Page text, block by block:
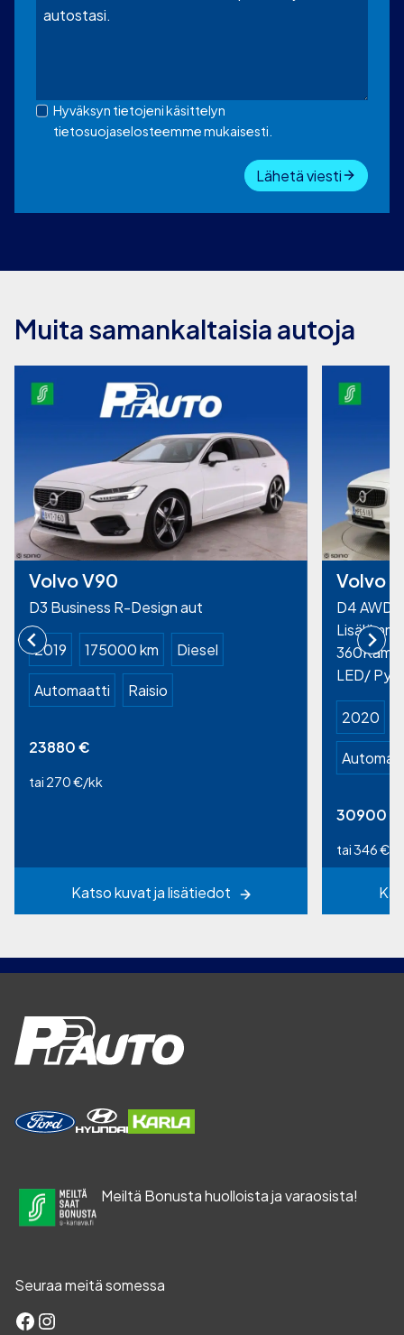
Hyväksyn tietojeni käsittelyn
tietosuojaselosteemme mukaisesti.
Lähetä viesti
Muita samankaltaisia autoja
Volvo V90
D3 Business R-Design aut
2019 175000 km Diesel
Automaatti Raisio
23880€
tai 270 €/kk
Katso kuvat ja lisätiedot
Volvo
D4 AWD
LED/
2020
30900
tai 346 €/
Meiltä Bonusta huolloista ja varaosista!
Seuraa meitä somessa
Facebook
Instagram